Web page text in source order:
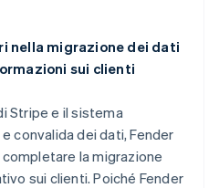
nella migrazione dei dati
sui clienti
Stripe e il sistema
convalida dei dati, Fender
la migrazione
sui clienti. Poiché Fender